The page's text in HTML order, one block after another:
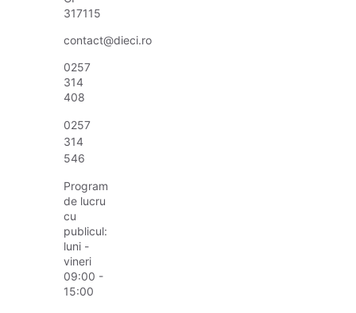
317115
contact@dieci.ro
0257
314
408
0257
314
546
Program
de lucru
cu
publicul:
luni -
vineri
09:00 -
15:00